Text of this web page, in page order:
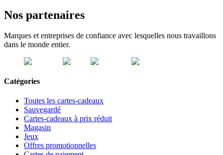
Nos partenaires
Marques et entreprises de confiance avec lesquelles nous travaillons
dans le monde entier.
Catégories
Toutes les cartes-cadeaux
Sauvegardé
Cartes-cadeaux à prix réduit
Magasin
Jeux
Offres promotionnelles